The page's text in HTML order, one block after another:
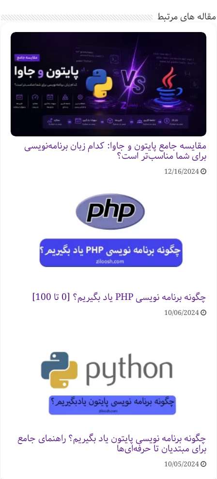
مقاله های مرتبط
مقایسه جامع پایتون و جاوا: کدام زبان برنامه‌نویسی
برای شما مناسب‌تر است؟
12/16/2024
چگونه برنامه نویسی PHP یاد بگیریم؟ [0 تا 100]
10/06/2024
چگونه برنامه نویسی پایتون یاد بگیریم؟ راهنمای جامع
برای مبتدیان تا حرفه‌ای‌ها
10/05/2024